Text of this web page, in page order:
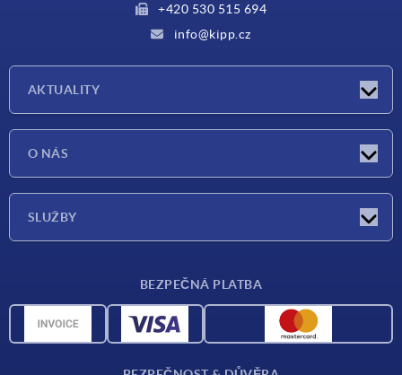
+420 530 515 694
info@kipp.cz
AKTUALITY
O NÁS
SLUŽBY
CAD data
BEZPEČNÁ PLATBA